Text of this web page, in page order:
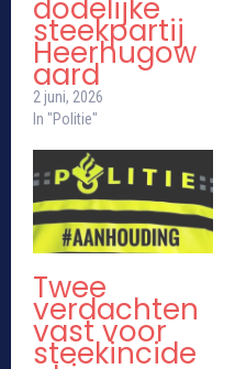
dodelijke
steekpartij
Heerhugow
aard
2 juni, 2026
In "Politie"
Twee
verdachten
vast voor
steekincide